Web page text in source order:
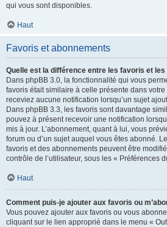
qui vous sont disponibles.
Haut
Favoris et abonnements
Quelle est la différence entre les favoris et les
Dans phpBB 3.0, la fonctionnalité qui vous
favoris était similaire à celle présente dans
receviez aucune notification lorsqu’un sujet
Dans phpBB 3.3, les favoris sont davantage
pouvez à présent recevoir une notification
mis à jour. L’abonnement, quant à lui, vous
forum ou d’un sujet auquel vous êtes abonné.
favoris et des abonnements peuvent être
contrôle de l’utilisateur, sous les « Préférences
Haut
Comment puis-je ajouter aux favoris ou
Vous pouvez ajouter aux favoris ou vous
cliquant sur le lien approprié dans le menu «